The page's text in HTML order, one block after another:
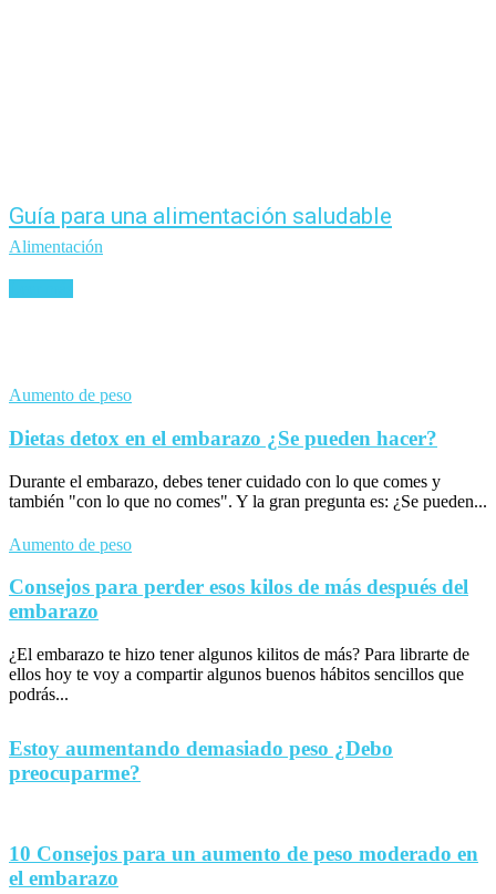
Guía para una alimentación saludable
Alimentación
Aumento de peso
Dietas detox en el embarazo ¿Se pueden hacer?
Durante el embarazo, debes tener cuidado con lo que comes y
también "con lo que no comes". Y la gran pregunta es: ¿Se pueden...
Aumento de peso
Consejos para perder esos kilos de más después del
embarazo
¿El embarazo te hizo tener algunos kilitos de más? Para librarte de
ellos hoy te voy a compartir algunos buenos hábitos sencillos que
podrás...
Estoy aumentando demasiado peso ¿Debo
preocuparme?
10 Consejos para un aumento de peso moderado en
el embarazo